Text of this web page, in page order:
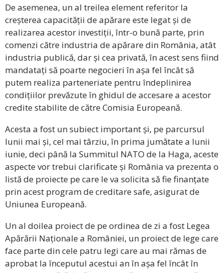
De asemenea, un al treilea element referitor la
creșterea capacității de apărare este legat și de
realizarea acestor investiții, într-o bună parte, prin
comenzi către industria de apărare din România, atât
industria publică, dar și cea privată, în acest sens fiind
mandatați să poarte negocieri în așa fel încât să
putem realiza parteneriate pentru îndeplinirea
condițiilor prevăzute în ghidul de accesare a acestor
credite stabilite de către Comisia Europeană.
Acesta a fost un subiect important și, pe parcursul
lunii mai și, cel mai târziu, în prima jumătate a lunii
iunie, deci până la Summitul NATO de la Haga, aceste
aspecte vor trebui clarificate și România va prezenta o
listă de proiecte pe care le va solicita să fie finanțate
prin acest program de creditare safe, asigurat de
Uniunea Europeană.
Un al doilea proiect de pe ordinea de zi a fost Legea
Apărării Naționale a României, un proiect de lege care
face parte din cele patru legi care au mai rămas de
aprobat la începutul acestui an în așa fel încât în